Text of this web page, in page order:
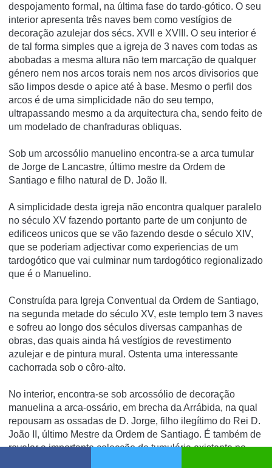
despojamento formal, na última fase do tardo-gótico. O seu
interior apresenta três naves bem como vestí­gios de
decoração azulejar dos sécs. XVII e XVIII. O seu interior é
de tal forma simples que a igreja de 3 naves com todas as
abobadas a mesma altura não tem marcação de qualquer
género nem nos arcos torais nem nos arcos divisorios que
são limpos desde o apice até à base. Mesmo o perfil dos
arcos é de uma simplicidade não do seu tempo,
ultrapassando mesmo a da arquitectura cha, sendo feito de
um modelado de chanfraduras obliquas.
Sob um arcossólio manuelino encontra-se a arca tumular
de Jorge de Lancastre, último mestre da Ordem de
Santiago e filho natural de D. João II.
A simplicidade desta igreja não encontra qualquer paralelo
no século XV fazendo portanto parte de um conjunto de
edificeos unicos que se vão fazendo desde o século XIV,
que se poderiam adjectivar como experiencias de um
tardogótico que vai culminar num tardogótico regionalizado
que é o Manuelino.
Construída para Igreja Conventual da Ordem de Santiago,
na segunda metade do século XV, este templo tem 3 naves
e sofreu ao longo dos séculos diversas campanhas de
obras, das quais ainda há vestígios de revestimento
azulejar e de pintura mural. Ostenta uma interessante
cachorrada sob o côro-alto.
No interior, encontra-se sob arcossólio de decoração
manuelina a arca-ossário, em brecha da Arrábida, na qual
repousam as ossadas de D. Jorge, filho ilegítimo do Rei D.
João II, último Mestre da Ordem de Santiago. É também de
revelar a importante colecção de tumulária existente no